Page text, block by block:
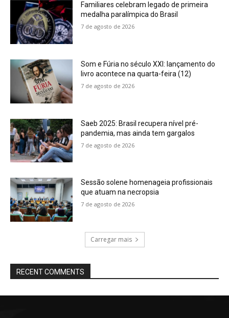
Familiares celebram legado de primeira
medalha paralímpica do Brasil
7 de agosto de 2026
Som e Fúria no século XXI: lançamento do
livro acontece na quarta-feira (12)
7 de agosto de 2026
Saeb 2025: Brasil recupera nível pré-
pandemia, mas ainda tem gargalos
7 de agosto de 2026
Sessão solene homenageia profissionais
que atuam na necropsia
7 de agosto de 2026
Carregar mais
RECENT COMMENTS